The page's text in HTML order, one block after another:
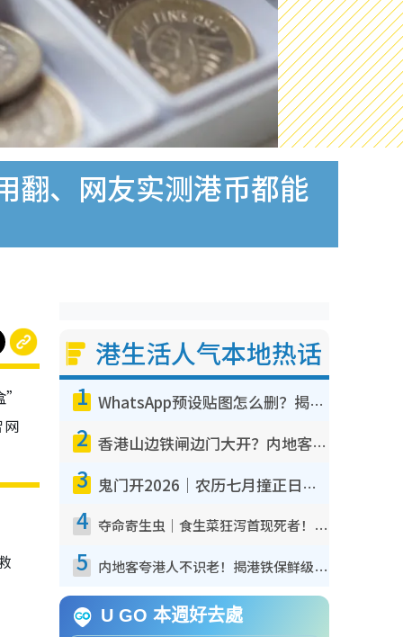
、网友实测港币都能
网
港生活人气本地热话
1 WhatsApp预设贴图怎么删？揭秘1招“反向操作”还原简洁界面 附3步实测教程
2 香港山边铁闸边门大开？内地客困惑意义何在！网友神回复：这种叫法理性防御
3 鬼门开2026｜农历七月撞正日全食特别邪？专家警告切忌做一事！揭4大禁忌+2招保平安
4 夺命寄生虫｜食生菜狂泻首现死者！疫潮恶化录1.8万宗病例 揭洗菜3大谬误
5 内地客夸港人不识老！揭港铁保鲜级冷气 港人求放过：别投诉
U GO 本週好去處